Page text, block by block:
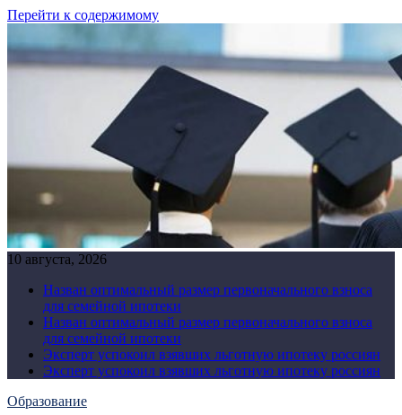
Перейти к содержимому
10 августа, 2026
Назван оптимальный размер первоначального взноса
для семейной ипотеки
Назван оптимальный размер первоначального взноса
для семейной ипотеки
Эксперт успокоил взявших льготную ипотеку россиян
Эксперт успокоил взявших льготную ипотеку россиян
Образование